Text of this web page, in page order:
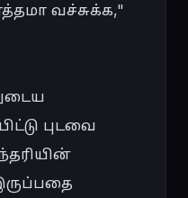
வச்சுக்க,"
புடவை